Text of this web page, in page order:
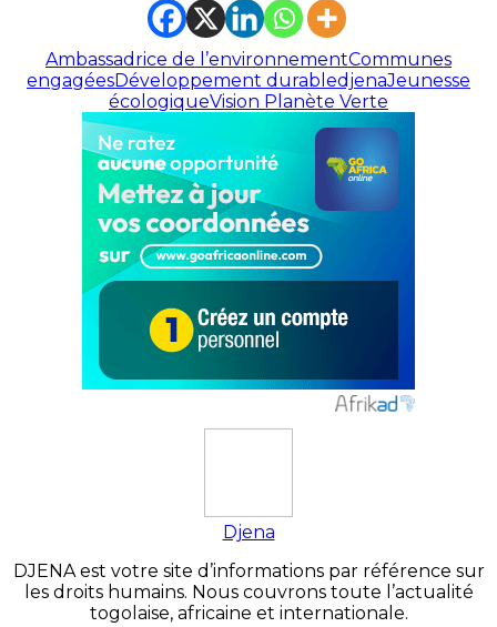
Ambassadrice de l’environnementCommunes
engagéesDéveloppement durabledjenaJeunesse
écologiqueVision Planète Verte
Djena
DJENA est votre site d’informations par référence sur
les droits humains. Nous couvrons toute l’actualité
togolaise, africaine et internationale.